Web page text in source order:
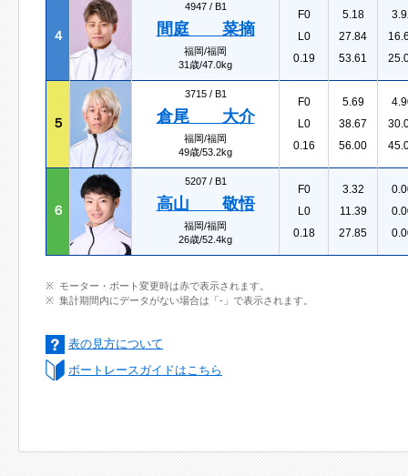
４
4947 / B1
間庭 菜摘
福岡/福岡
31歳/47.0kg
F0
L0
0.19
5.18
27.84
53.61
５
3715 / B1
倉尾 大介
福岡/福岡
49歳/53.2kg
F0
L0
0.16
5.69
38.67
56.00
６
5207 / B1
高山 敬悟
福岡/福岡
26歳/52.4kg
F0
L0
0.18
3.32
11.39
27.85
モーター・ボート変更時は赤で表示されます。
集計期間内にデータがない場合は「-」で表示されます。
表の見方について
ボートレースガイドはこちら